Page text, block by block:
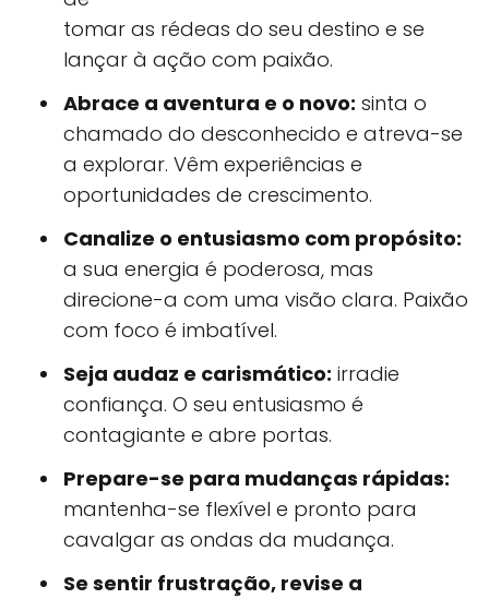
tomar as rédeas do seu destino e se
lançar à ação com paixão.
Abrace a aventura e o novo: sinta o
chamado do desconhecido e atreva-se
a explorar. Vêm experiências e
oportunidades de crescimento.
Canalize o entusiasmo com propósito:
a sua energia é poderosa, mas
direcione-a com uma visão clara. Paixão
com foco é imbatível.
Seja audaz e carismático: irradie
confiança. O seu entusiasmo é
contagiante e abre portas.
Prepare-se para mudanças rápidas:
mantenha-se flexível e pronto para
cavalgar as ondas da mudança.
Se sentir frustração, revise a